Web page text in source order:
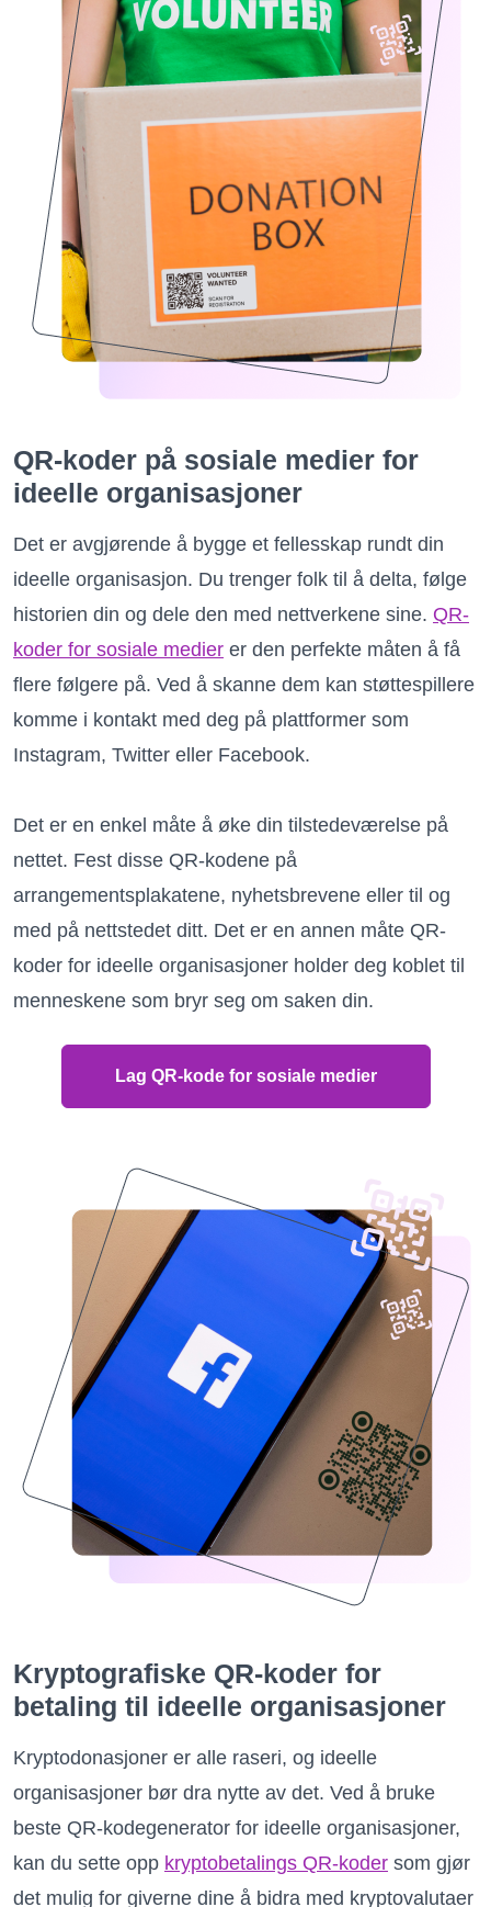
QR-koder på sosiale medier for
ideelle organisasjoner
Det er avgjørende å bygge et fellesskap rundt din
ideelle organisasjon. Du trenger folk til å delta, følge
historien din og dele den med nettverkene sine. QR-
koder for sosiale medier er den perfekte måten å få
flere følgere på. Ved å skanne dem kan støttespillere
komme i kontakt med deg på plattformer som
Instagram, Twitter eller Facebook.
Det er en enkel måte å øke din tilstedeværelse på
nettet. Fest disse QR-kodene på
arrangementsplakatene, nyhetsbrevene eller til og
med på nettstedet ditt. Det er en annen måte QR-
koder for ideelle organisasjoner holder deg koblet til
menneskene som bryr seg om saken din.
Lag QR-kode for sosiale medier
Kryptografiske QR-koder for
betaling til ideelle organisasjoner
Kryptodonasjoner er alle raseri, og ideelle
organisasjoner bør dra nytte av det. Ved å bruke
beste QR-kodegenerator for ideelle organisasjoner,
kan du sette opp kryptobetalings QR-koder som gjør
det mulig for giverne dine å bidra med kryptovalutaer